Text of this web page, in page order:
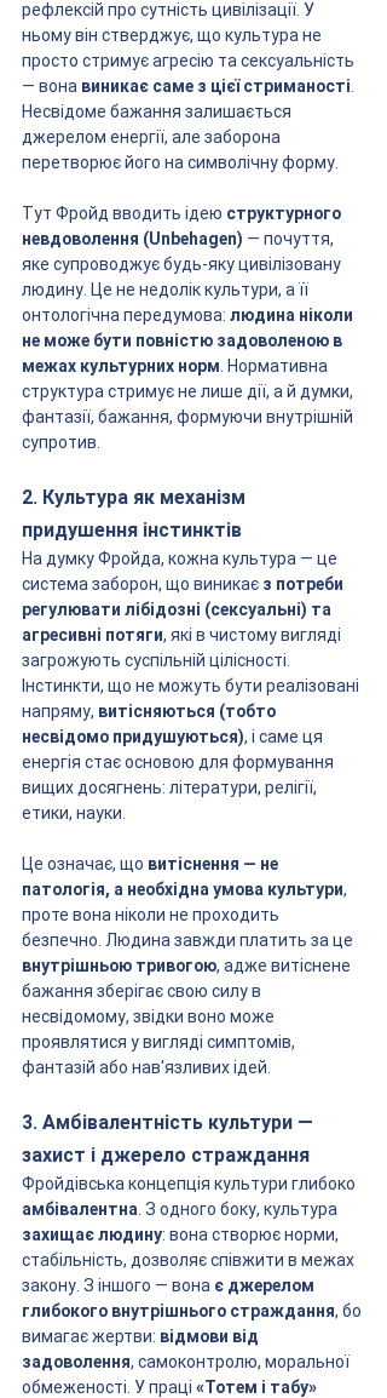
рефлексій про сутність цивілізації. У
ньому він стверджує, що культура не
просто стримує агресію та сексуальність
— вона виникає саме з цієї стриманості
Несвідоме бажання залишається
джерелом енергії, але заборона
перетворює його на символічну форму.
Тут Фройд вводить ідею структурного
невдоволення (Unbehagen) — почуття,
яке супроводжує будь-яку цивілізовану
людину. Це не недолік культури, а її
онтологічна передумова: людина ніколи
не може бути повністю задоволеною в
межах культурних норм . Нормативна
структура стримує не лише дії, а й думки,
фантазії, бажання, формуючи внутрішній
супротив.
2. Культура як механізм
придушення інстинктів
На думку Фройда, кожна культура — це
система заборон, що виникає з потреби
регулювати лібідозні (сексуальні) та
агресивні потяги, які в чистому вигляді
загрожують суспільній цілісності.
Інстинкти, що не можуть бути реалізовані
напряму, витісняються (тобто
несвідомо придушуються), і саме ця
енергія стає основою для формування
вищих досягнень: літератури, релігії,
етики, науки.
Це означає, що витіснення — не
патологія, а необхідна умова культури,
проте вона ніколи не проходить
безпечно. Людина завжди платить за це
внутрішньою тривогою, адже витіснене
бажання зберігає свою силу в
несвідомому, звідки воно може
проявлятися у вигляді симптомів,
фантазій або нав'язливих ідей.
3. Амбівалентність культури —
захист і джерело страждання
Фройдівська концепція культури глибоко
амбівалентна . З одного боку, культура
захищає людину: вона створює норми,
стабільність, дозволяє співжити в межах
закону. З іншого — вона є джерелом
глибокого внутрішнього страждання, бо
вимагає жертви: відмови від
задоволення, самоконтролю, моральної
обмеженості. У праці «Тотем і табу»